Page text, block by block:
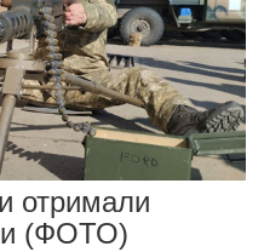
отримали
(ФОТО)